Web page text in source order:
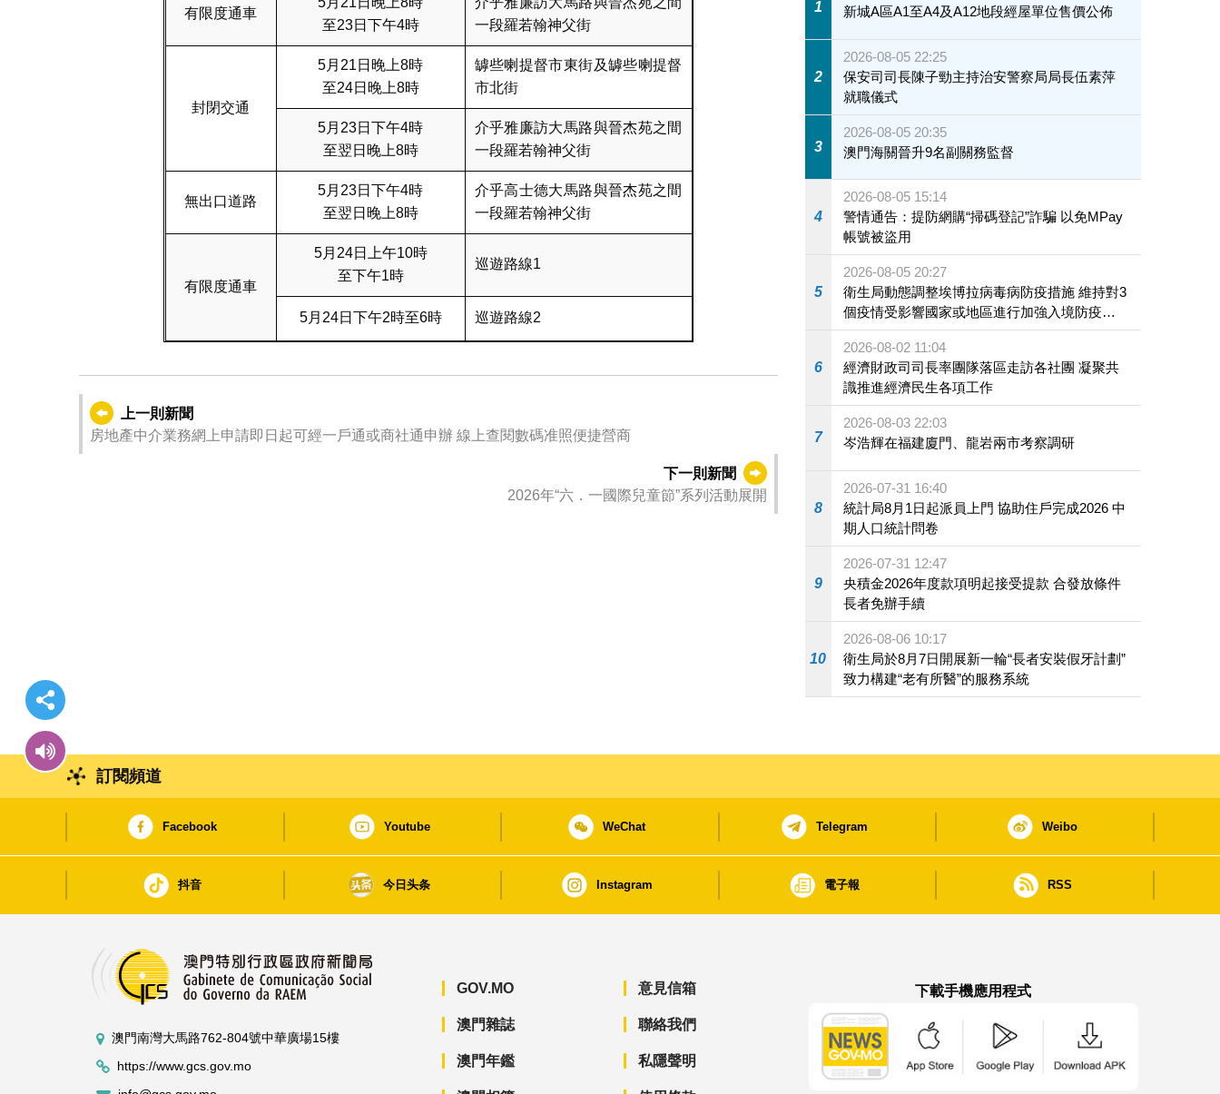
有限度通車
至23日下午4時
一段羅若翰神父街
封閉交通
5月21日晚上8時
至24日晚上8時
罅些喇提督市東街及罅些喇提督
市北街
5月23日下午4時
至翌日晚上8時
介乎雅廉訪大馬路與晉杰苑之間
一段羅若翰神父街
無出口道路
5月23日下午4時
至翌日晚上8時
介乎高士德大馬路與晉杰苑之間
一段羅若翰神父街
有限度通車
5月24日上午10時
至下午1時
巡遊路線1
5月24日下午2時至6時 巡遊路線2
上一則新聞
房地產中介業務網上申請即日起可經一戶通或商社通申辦 線上查閱數碼准照便捷營商
下一則新聞
2026年“六．一國際兒童節”系列活動展開
1
新城A區A1至A4及A12地段經屋單位售價公佈
2
2026-08-05 22:25
保安司司長陳子勁主持治安警察局局長伍素萍
就職儀式
3
2026-08-05 20:35
澳門海關晉升9名副關務監督
4
2026-08-05 15:14
警情通告：提防網購“掃碼登記”詐騙 以免MPay
帳號被盜用
5
2026-08-05 20:27
衛生局動態調整埃博拉病毒病防疫措施 維持對3
個疫情受影響國家或地區進行加強入境防疫措
施
6
2026-08-02 11:04
經濟財政司司長率團隊落區走訪各社團 凝聚共
識推進經濟民生各項工作
7
2026-08-03 22:03
岑浩輝在福建廈門、龍岩兩市考察調研
8
2026-07-31 16:40
統計局8月1日起派員上門 協助住戶完成2026 中
期人口統計問卷
9
2026-07-31 12:47
央積金2026年度款項明起接受提款 合發放條件
長者免辦手續
10
2026-08-06 10:17
衛生局於8月7日開展新一輪“長者安裝假牙計劃”
致力構建“老有所醫”的服務系統
訂閱頻道
Facebook Youtube WeChat Telegram Weibo
抖音 今日头条 Instagram 電子報 RSS
澳門南灣大馬路762-804號中華廣場15樓
https://www.gcs.gov.mo
GOV.MO
澳門雜誌
澳門年鑑
意見信箱
聯絡我們
私隱聲明
下載手機應用程式